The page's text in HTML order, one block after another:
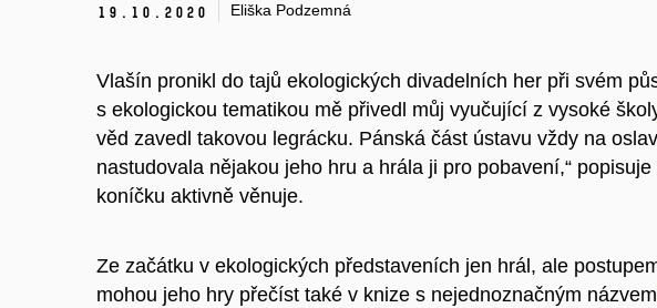
19. 10. 2020 Eliška Podzemná
Vlašín pronikl do tajů ekologických divadelních her při svém
s ekologickou tematikou mě přivedl můj vyučující z vysoké
věd zavedl takovou legrácku. Pánská část ústavu vždy na
nastudovala nějakou jeho hru a hrála ji pro pobavení,“
koníčku aktivně věnuje.
Ze začátku v ekologických představeních jen hrál, ale
mohou jeho hry přečíst také v knize s nejednoznačným